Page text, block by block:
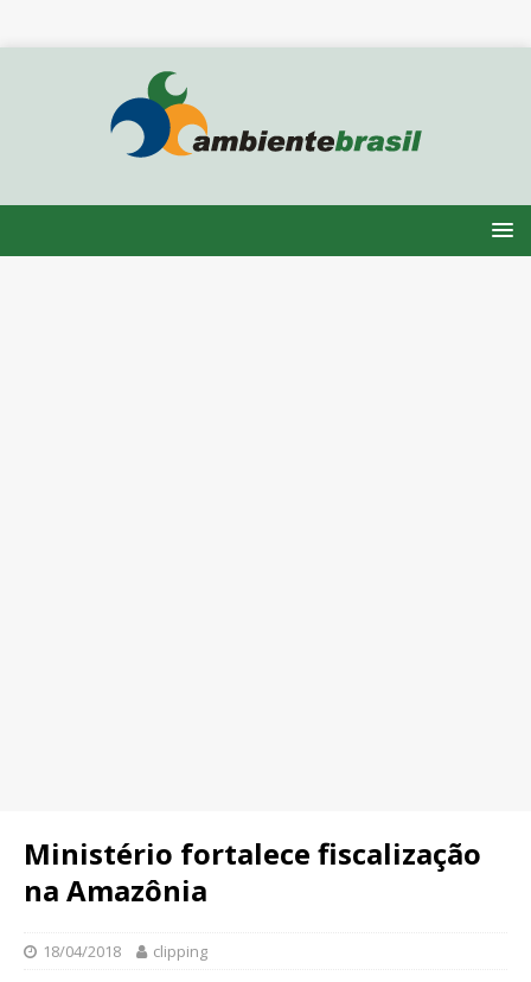
Ministério fortalece fiscalização
na Amazônia
18/04/2018 clipping